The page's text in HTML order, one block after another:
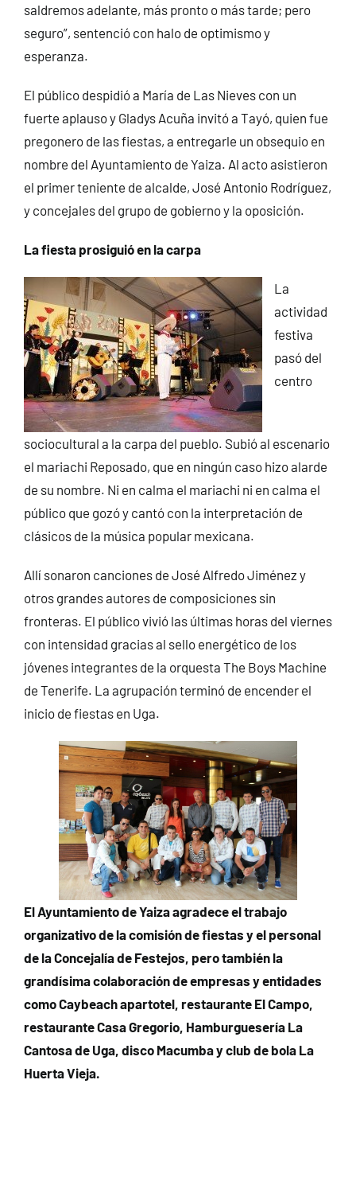
saldremos adelante, más pronto o más tarde; pero
seguro”, sentenció con halo de optimismo y
esperanza.
El público despidió a María de Las Nieves con un
fuerte aplauso y Gladys Acuña invitó a Tayó, quien fue
pregonero de las fiestas, a entregarle un obsequio en
nombre del Ayuntamiento de Yaiza. Al acto asistieron
el primer teniente de alcalde, José Antonio Rodríguez,
y concejales del grupo de gobierno y la oposición.
La fiesta prosiguió en la carpa
La
actividad
festiva
pasó del
centro
sociocultural a la carpa del pueblo. Subió al escenario
el mariachi Reposado, que en ningún caso hizo alarde
de su nombre. Ni en calma el mariachi ni en calma el
público que gozó y cantó con la interpretación de
clásicos de la música popular mexicana.
Allí sonaron canciones de José Alfredo Jiménez y
otros grandes autores de composiciones sin
fronteras. El público vivió las últimas horas del viernes
con intensidad gracias al sello energético de los
jóvenes integrantes de la orquesta The Boys Machine
de Tenerife. La agrupación terminó de encender el
inicio de fiestas en Uga.
El Ayuntamiento de Yaiza agradece el trabajo
organizativo de la comisión de fiestas y el personal
de la Concejalía de Festejos, pero también la
grandísima colaboración de empresas y entidades
como Caybeach apartotel, restaurante El Campo,
restaurante Casa Gregorio, Hamburguesería La
Cantosa de Uga, disco Macumba y club de bola La
Huerta Vieja.